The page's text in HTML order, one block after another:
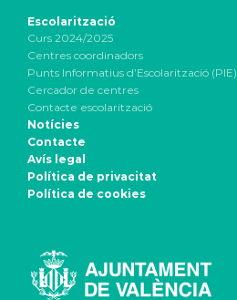
Escolarització
Curs 2024/2025
Centres coordinadors
Punts Informatius d’Escolarització (PIE)
Cercador de centres
Contacte escolarització
Notícies
Contacte
Avís legal
Política de privacitat
Política de cookies